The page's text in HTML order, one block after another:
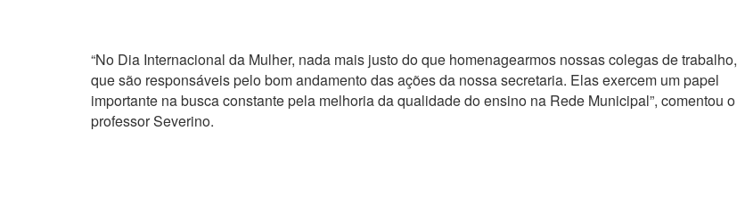
“No Dia Internacional da Mulher, nada mais justo do que homenagearmos nossas colegas de trabalho,
que são responsáveis pelo bom andamento das ações da nossa secretaria. Elas exercem um papel
importante na busca constante pela melhoria da qualidade do ensino na Rede Municipal”, comentou o
professor Severino.